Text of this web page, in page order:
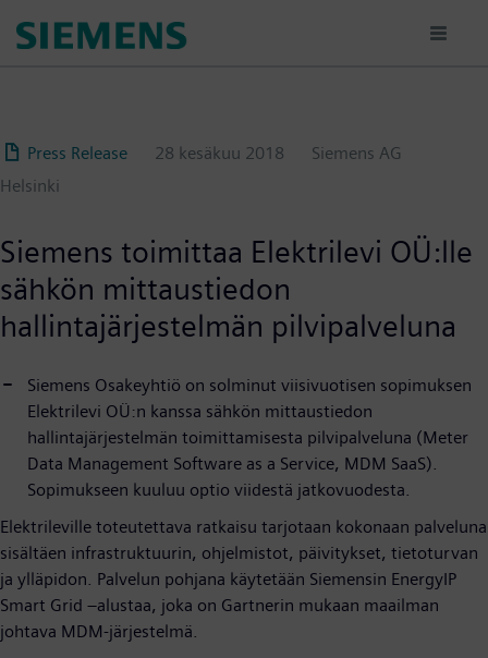
pääsisältöön
Press Release 28 kesäkuu 2018
Siemens AG
Helsinki
Siemens toimittaa Elektrilevi OÜ:lle
sähkön mittaustiedon
hallintajärjestelmän pilvipalveluna
Siemens Osakeyhtiö on solminut viisivuotisen sopimuksen
Elektrilevi OÜ:n kanssa sähkön mittaustiedon
hallintajärjestelmän toimittamisesta pilvipalveluna (Meter
Data Management Software as a Service, MDM SaaS).
Sopimukseen kuuluu optio viidestä jatkovuodesta.
Elektrileville toteutettava ratkaisu tarjotaan kokonaan palveluna
sisältäen infrastruktuurin, ohjelmistot, päivitykset, tietoturvan
ja ylläpidon. Palvelun pohjana käytetään Siemensin EnergyIP
Smart Grid –alustaa, joka on Gartnerin mukaan maailman
johtava MDM-järjestelmä.